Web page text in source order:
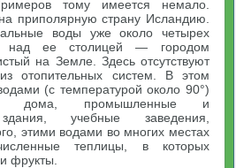
тому имеется немало.
приполярную страну Исландию.
воды уже около четырех
над ее столицей — городом
на Земле. Здесь отсутствуют
отопительных систем. В этом
(с температурой около 90°)
дома, промышленные и
учебные заведения,
этими водами во многих местах
теплицы, в которых
фрукты.